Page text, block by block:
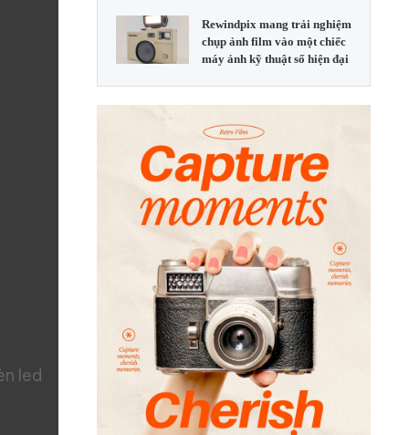
led
Rewindpix mang trải nghiệm
chụp ảnh film vào một chiếc
máy ảnh kỹ thuật số hiện đại